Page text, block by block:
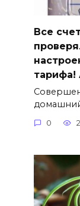
Все
тарифа!
0